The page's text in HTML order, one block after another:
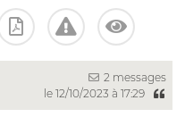
2 messages
le 12/10/2023 à 17:29